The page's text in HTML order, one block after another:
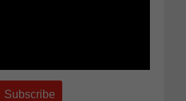
Subscribe